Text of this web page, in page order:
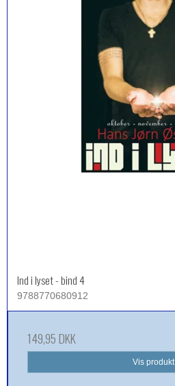
Ind i lyset - bind 4
9788770680912
149,95 DKK
Vis produkt